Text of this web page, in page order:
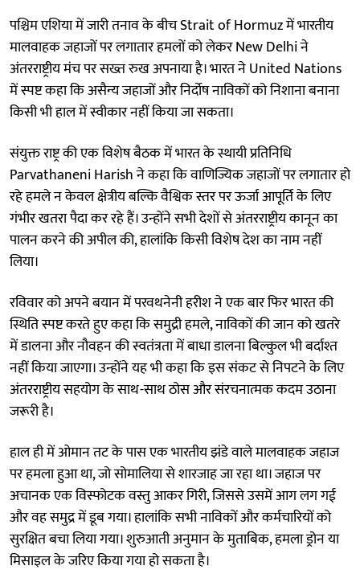
पश्चिम एशिया में जारी तनाव के बीच Strait of Hormuz में भारतीय
मालवाहक जहाजों पर लगातार हमलों को लेकर New Delhi ने
अंतरराष्ट्रीय मंच पर सख्त रुख अपनाया है। भारत ने United Nations
में स्पष्ट कहा कि असैन्य जहाजों और निर्दोष नाविकों को निशाना बनाना
किसी भी हाल में स्वीकार नहीं किया जा सकता।
संयुक्त राष्ट्र की एक विशेष बैठक में भारत के स्थायी प्रतिनिधि
Parvathaneni Harish ने कहा कि वाणिज्यिक जहाजों पर लगातार हो
रहे हमले न केवल क्षेत्रीय बल्कि वैश्विक स्तर पर ऊर्जा आपूर्ति के लिए
गंभीर खतरा पैदा कर रहे हैं। उन्होंने सभी देशों से अंतरराष्ट्रीय कानून का
पालन करने की अपील की, हालांकि किसी विशेष देश का नाम नहीं
लिया।
रविवार को अपने बयान में परवथनेनी हरीश ने एक बार फिर भारत की
स्थिति स्पष्ट करते हुए कहा कि समुद्री हमले, नाविकों की जान को खतरे
में डालना और नौवहन की स्वतंत्रता में बाधा डालना बिल्कुल भी बर्दाश्त
नहीं किया जाएगा। उन्होंने यह भी कहा कि इस संकट से निपटने के लिए
अंतरराष्ट्रीय सहयोग के साथ-साथ ठोस और संरचनात्मक कदम उठाना
जरूरी है।
हाल ही में ओमान तट के पास एक भारतीय झंडे वाले मालवाहक जहाज
पर हमला हुआ था, जो सोमालिया से शारजाह जा रहा था। जहाज पर
अचानक एक विस्फोटक वस्तु आकर गिरी, जिससे उसमें आग लग गई
और वह समुद्र में डूब गया। हालांकि सभी नाविकों और कर्मचारियों को
सुरक्षित बचा लिया गया। शुरुआती अनुमान के मुताबिक, हमला ड्रोन या
मिसाइल के जरिए किया गया हो सकता है।